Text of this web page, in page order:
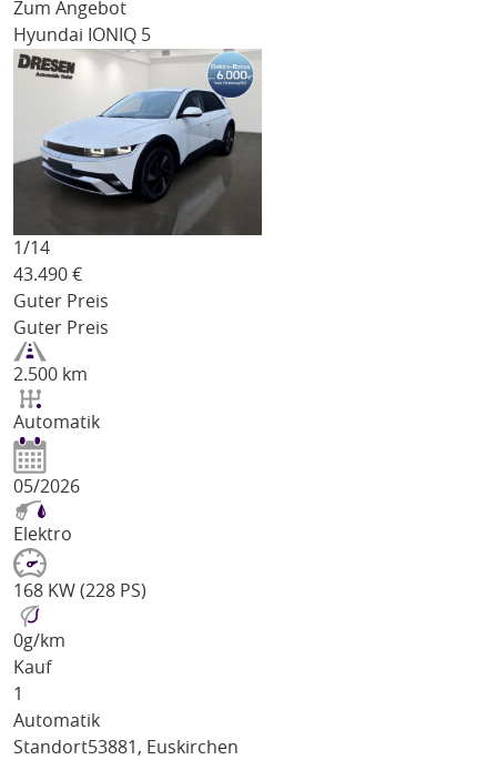
Zum Angebot
Hyundai IONIQ 5
1/14
43.490 €
Guter Preis
Guter Preis
2.500 km
Automatik
05/2026
Elektro
168 KW (228 PS)
0g/km
Kauf
1
Automatik
Standort53881, Euskirchen